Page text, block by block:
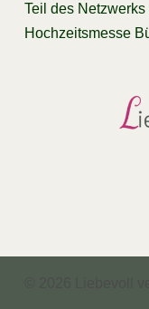
Teil des Netzwerks
Hochzeitsmesse